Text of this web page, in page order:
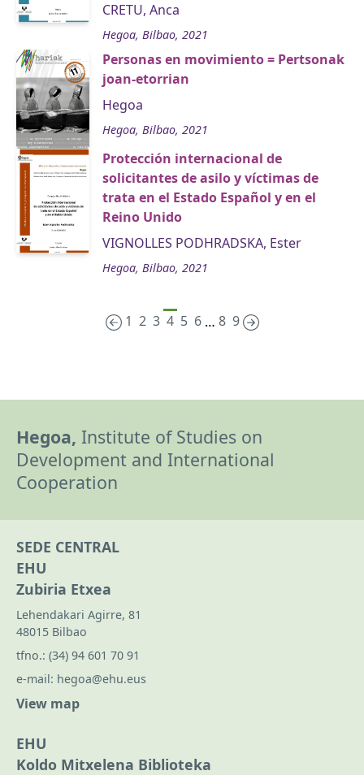
CRETU, Anca
Hegoa, Bilbao, 2021
Personas en movimiento = Pertsonak
joan-etorrian
Hegoa
Hegoa, Bilbao, 2021
Protección internacional de
solicitantes de asilo y víctimas de
trata en el Estado Español y en el
Reino Unido
VIGNOLLES PODHRADSKA, Ester
Hegoa, Bilbao, 2021
1 2 3 4 5 6 … 8 9
Hegoa, Institute of Studies on
Development and International
Cooperation
SEDE CENTRAL
EHU
Zubiria Etxea
Lehendakari Agirre, 81
48015 Bilbao
tfno.: (34) 94 601 70 91
e-mail: hegoa@ehu.eus
View map
EHU
Koldo Mitxelena Biblioteka